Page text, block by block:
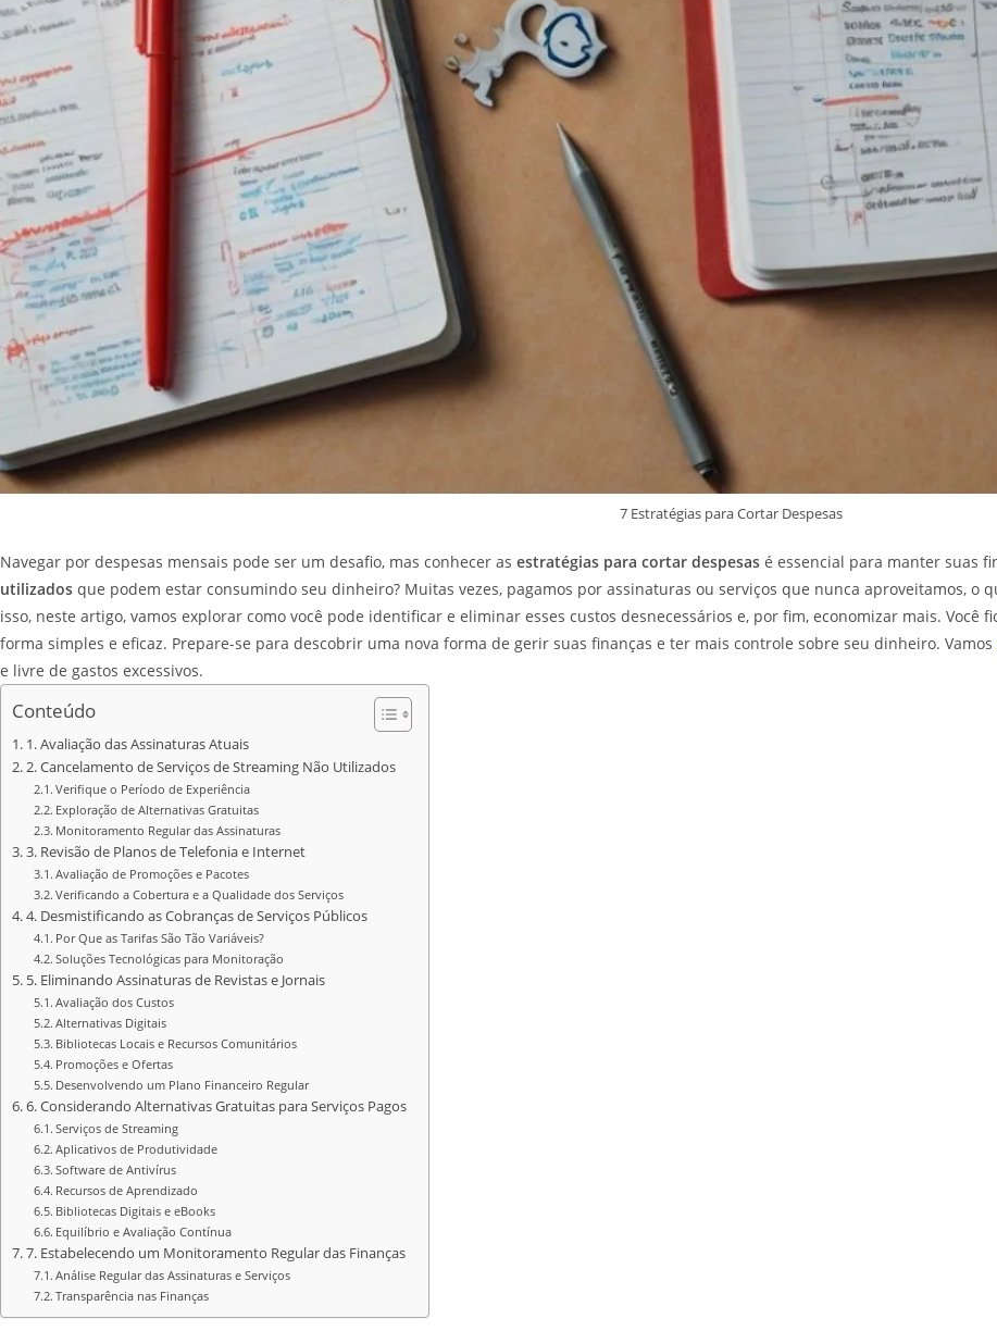
7 Estratégias para Cortar Despesas
Navegar por despesas mensais pode ser um desafio, mas conhecer as estratégias para cortar despesas é essencial para manter suas
utilizados que podem estar consumindo seu dinheiro? Muitas vezes, pagamos por assinaturas ou serviços que nunca aproveitamos, o
isso, neste artigo, vamos explorar como você pode identificar e eliminar esses custos desnecessários e, por fim, economizar mais.
forma simples e eficaz. Prepare-se para descobrir uma nova forma de gerir suas finanças e ter mais controle sobre seu dinheiro. Vamos
e livre de gastos excessivos.
Conteúdo
1. Avaliação das Assinaturas Atuais
2. Cancelamento de Serviços de Streaming Não Utilizados
Verifique o Período de Experiência
Exploração de Alternativas Gratuitas
Monitoramento Regular das Assinaturas
3. Revisão de Planos de Telefonia e Internet
Avaliação de Promoções e Pacotes
Verificando a Cobertura e a Qualidade dos Serviços
4. Desmistificando as Cobranças de Serviços Públicos
Por Que as Tarifas São Tão Variáveis?
Soluções Tecnológicas para Monitoração
5. Eliminando Assinaturas de Revistas e Jornais
Avaliação dos Custos
Alternativas Digitais
Bibliotecas Locais e Recursos Comunitários
Promoções e Ofertas
Desenvolvendo um Plano Financeiro Regular
6. Considerando Alternativas Gratuitas para Serviços Pagos
Serviços de Streaming
Aplicativos de Produtividade
Software de Antivírus
Recursos de Aprendizado
Bibliotecas Digitais e eBooks
Equilíbrio e Avaliação Contínua
7. Estabelecendo um Monitoramento Regular das Finanças
Análise Regular das Assinaturas e Serviços
Transparência nas Finanças